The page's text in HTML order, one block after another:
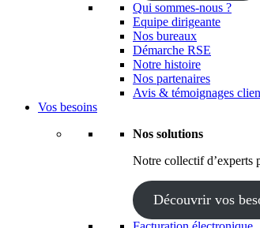
Qui sommes-nous ?
Equipe dirigeante
Nos bureaux
Démarche RSE
Notre histoire
Nos partenaires
Avis & témoignages
Vos besoins
Nos solutions
Notre collectif d’experts
Découvrir vos